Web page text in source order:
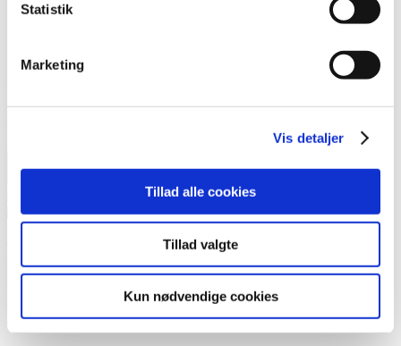
Statistik
Marketing
Vis detaljer
Tillad alle cookies
Tillad valgte
Kun nødvendige cookies
Kim Engelbrechtsen
Blog
Happeningen “En værdig psykiatri for alle” var for mig at se helt
forrygende. Der var røde hjerte-balloner overalt på pladsen...